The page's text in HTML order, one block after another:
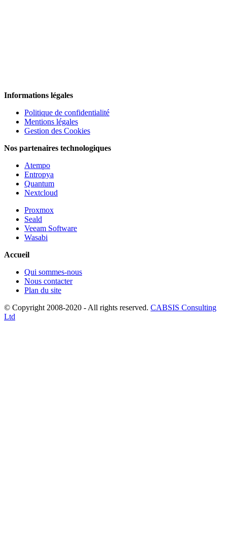
Informations légales
Politique de confidentialité
Mentions légales
Gestion des Cookies
Nos partenaires technologiques
Atempo
Entropya
Quantum
Nextcloud
Proxmox
Seald
Veeam Software
Wasabi
Accueil
Qui sommes-nous
Nous contacter
Plan du site
© Copyright 2008-2020 - All rights reserved. CABSIS Consulting
Ltd